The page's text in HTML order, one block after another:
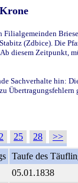
(Zdbice). Die
Zeitpunkt,
Sachverhalte hin:
25 28
>>
Taufe des
05.01.1838